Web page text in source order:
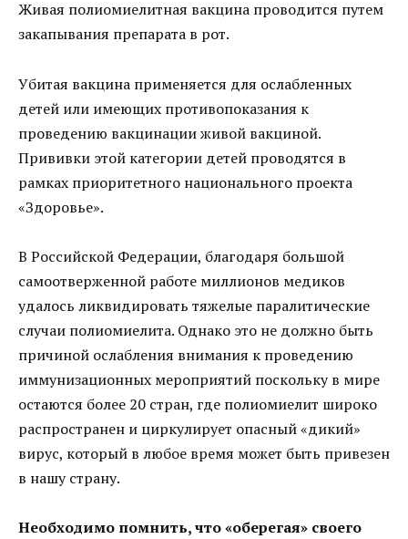
Живая полиомиелитная вакцина проводится путем
закапывания препарата в рот.
Убитая вакцина применяется для ослабленных
детей или имеющих противопоказания к
проведению вакцинации живой вакциной.
Прививки этой категории детей проводятся в
рамках приоритетного национального проекта
«Здоровье».
В Российской Федерации, благодаря большой
самоотверженной работе миллионов медиков
удалось ликвидировать тяжелые паралитические
случаи полиомиелита. Однако это не должно быть
причиной ослабления внимания к проведению
иммунизационных мероприятий поскольку в мире
остаются более 20 стран, где полиомиелит широко
распространен и циркулирует опасный «дикий»
вирус, который в любое время может быть привезен
в нашу страну.
Необходимо помнить, что «оберегая» своего